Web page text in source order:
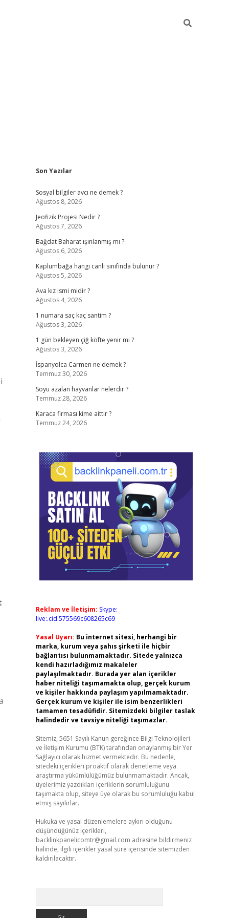
Sidebar
Son Yazılar
Sosyal bilgiler avcı ne demek ?
Ağustos 8, 2026
Jeofizik Projesi Nedir ?
Ağustos 7, 2026
Bağdat Baharat ışınlanmış mı ?
Ağustos 6, 2026
Kaplumbağa hangi canlı sınıfında bulunur ?
Ağustos 5, 2026
Ava kız ismi midir ?
Ağustos 4, 2026
1 numara saç kaç santim ?
Ağustos 3, 2026
1 gün bekleyen çiğ köfte yenir mi ?
Ağustos 3, 2026
İspanyolca Carmen ne demek ?
Temmuz 30, 2026
Soyu azalan hayvanlar nelerdir ?
Temmuz 28, 2026
Karaca firması kime aittir ?
Temmuz 24, 2026
Reklam ve İletişim: Skype:
live:.cid.575569c608265c69
Yasal Uyarı: Bu internet sitesi, herhangi bir
marka, kurum veya şahıs şirketi ile hiçbir
bağlantısı bulunmamaktadır. Sitede yalnızca
kendi hazırladığımız makaleler
paylaşılmaktadır. Burada yer alan içerikler
haber niteliği taşımamakta olup, gerçek kurum
ve kişiler hakkında paylaşım yapılmamaktadır.
Gerçek kurum ve kişiler ile isim benzerlikleri
tamamen tesadüfidir. Sitemizdeki bilgiler taslak
halindedir ve tavsiye niteliği taşımazlar.
Sitemiz, 5651 Sayılı Kanun gereğince Bilgi Teknolojileri
ve İletişim Kurumu (BTK) tarafından onaylanmış bir Yer
Sağlayıcı olarak hizmet vermektedir. Bu nedenle,
sitedeki içerikleri proaktif olarak denetleme veya
araştırma yükümlülüğümüz bulunmamaktadır. Ancak,
üyelerimiz yazdıkları içeriklerin sorumluluğunu
taşımakta olup, siteye üye olarak bu sorumluluğu kabul
etmiş sayılırlar.
Hukuka ve yasal düzenlemelere aykırı olduğunu
düşündüğünüz içerikleri,
backlinkpanelicomtr@gmail.com adresine bildirmeniz
halinde, ilgili içerikler yasal süre içerisinde sitemizden
kaldırılacaktır.
girişbetexper.xyz